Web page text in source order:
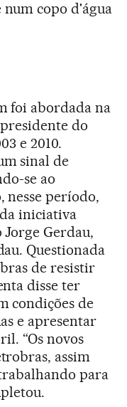
num copo d'água
foi abordada na
do
e 2010.
sinal de
se ao
nesse período,
iniciativa
Gerdau,
Questionada
de resistir
disse ter
condições de
e apresentar
“Os novos
assim
para